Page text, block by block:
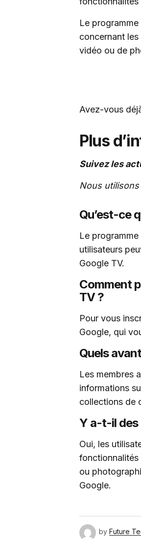
Le
concernant
vidéo ou de
Avez-vous
Plus
Suivez les
Nous
Qu’est-ce
Le
utilisateurs
Google TV.
Comment
TV ?
Pour vous
Google, qui
Quels
Les membres
informations
collections de
Y a-t-il des
Oui, les
fonctionnalités
ou
Google.
by Future